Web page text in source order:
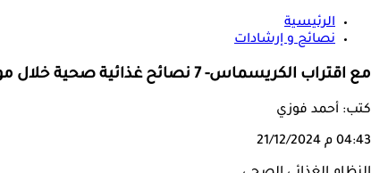
الرئيسية
نصائح و إرشادات
مع اقتراب الكريسماس- 7 نصائح غذائية صحية خلال موسم الأعياد
كتب: أحمد فوزي
04:43 م 21/12/2024